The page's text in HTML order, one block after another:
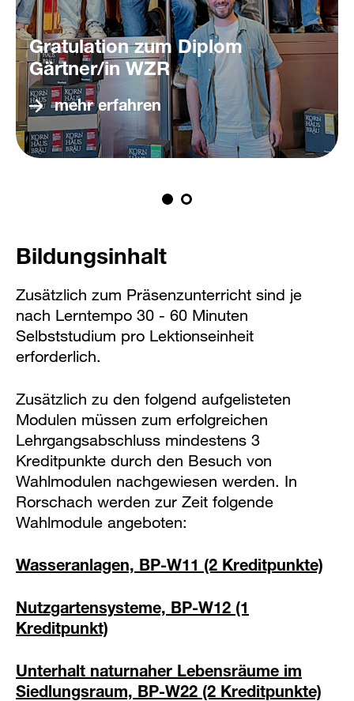
Gratulation zum Diplom
Gärtner/in WZR
mehr erfahren
Bildungsinhalt
Zusätzlich zum Präsenzunterricht sind je
nach Lerntempo 30 - 60 Minuten
Selbststudium pro Lektionseinheit
erforderlich.
Zusätzlich zu den folgend aufgelisteten
Modulen müssen zum erfolgreichen
Lehrgangsabschluss mindestens 3
Kreditpunkte durch den Besuch von
Wahlmodulen nachgewiesen werden. In
Rorschach werden zur Zeit folgende
Wahlmodule angeboten:
Wasseranlagen, BP-W11 (2 Kreditpunkte)
Nutzgartensysteme, BP-W12 (1
Kreditpunkt)
Unterhalt naturnaher Lebensräume im
Siedlungsraum, BP-W22 (2 Kreditpunkte)